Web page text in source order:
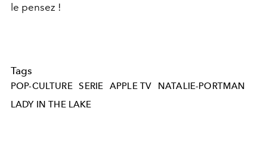
le pensez !
Tags
POP-CULTURE SERIE APPLE TV
NATALIE-PORTMAN
LADY IN THE LAKE